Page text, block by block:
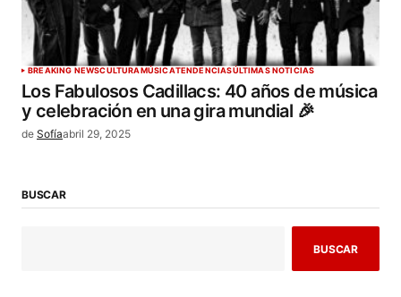
BREAKING NEWSCULTURAMÚSICATENDENCIASÚLTIMAS NOTICIAS
Los Fabulosos Cadillacs: 40 años de música
y celebración en una gira mundial 🎉
de Sofíaabril 29, 2025
BUSCAR
BUSCAR